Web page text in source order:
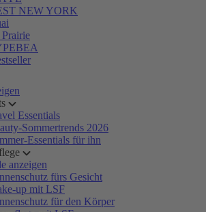
NEW YORK
Essentials
Sommertrends 2026
Essentials für ihn
anzeigen
fürs Gesicht
up mit LSF
für den Körper